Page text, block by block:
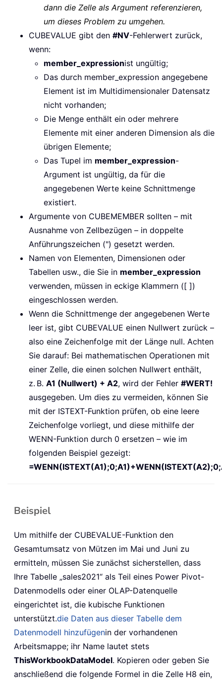
dann die Zelle als Argument referenzieren,
um dieses Problem zu umgehen.
CUBEVALUE gibt den #NV-Fehlerwert zurück,
wenn:
member_expressionist ungültig;
Das durch member_expression angegebene
Element ist im Multidimensionaler Datensatz
nicht vorhanden;
Die Menge enthält ein oder mehrere
Elemente mit einer anderen Dimension als die
übrigen Elemente;
Das Tupel im member_expression-
Argument ist ungültig, da für die
angegebenen Werte keine Schnittmenge
existiert.
Argumente von CUBEMEMBER sollten – mit
Ausnahme von Zellbezügen – in doppelte
Anführungszeichen (") gesetzt werden.
Namen von Elementen, Dimensionen oder
Tabellen usw., die Sie in member_expression
verwenden, müssen in eckige Klammern ([ ])
eingeschlossen werden.
Wenn die Schnittmenge der angegebenen Werte
leer ist, gibt CUBEVALUE einen Nullwert zurück –
also eine Zeichenfolge mit der Länge null. Achten
Sie darauf: Bei mathematischen Operationen mit
einer Zelle, die einen solchen Nullwert enthält,
z. B. A1 (Nullwert) + A2, wird der Fehler #WERT!
ausgegeben. Um dies zu vermeiden, können Sie
mit der ISTEXT-Funktion prüfen, ob eine leere
Zeichenfolge vorliegt, und diese mithilfe der
WENN-Funktion durch 0 ersetzen – wie im
folgenden Beispiel gezeigt:
Beispiel
Um mithilfe der CUBEVALUE-Funktion den
Gesamtumsatz von Mützen im Mai und Juni zu
ermitteln, müssen Sie zunächst sicherstellen, dass
Ihre Tabelle „sales2021“ als Teil eines Power Pivot-
Datenmodells oder einer OLAP-Datenquelle
eingerichtet ist, die kubische Funktionen
unterstützt.die Daten aus dieser Tabelle dem
Datenmodell hinzufügenin der vorhandenen
Arbeitsmappe; ihr Name lautet stets
ThisWorkbookDataModel. Kopieren oder geben Sie
anschließend die folgende Formel in die Zelle H8 ein,